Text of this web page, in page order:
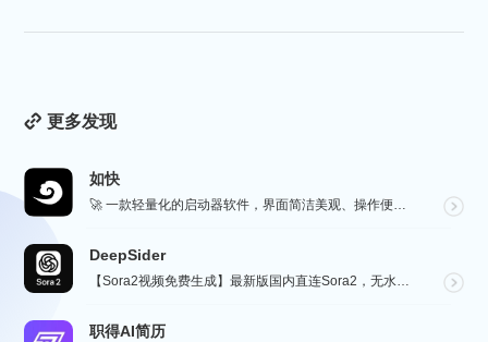
更多发现
如快
🚀 一款轻量化的启动器软件，界面简洁美观、操作便捷，并且支持插件开发。支持全键盘操作。开发者目前处于...
DeepSider
【Sora2视频免费生成】最新版国内直连Sora2，无水印免费使用，无需邀请码，一键生成大片，人物自...
职得AI简历